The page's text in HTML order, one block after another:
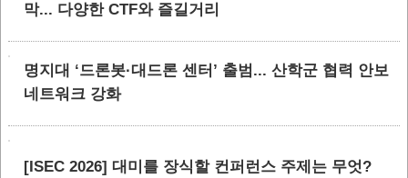
막... 다양한 CTF와 즐길거리
명지대 ‘드론봇·대드론 센터’ 출범... 산학군 협력 안보
네트워크 강화
[ISEC 2026] 대미를 장식할 컨퍼런스 주제는 무엇?